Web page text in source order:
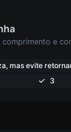
mas evite
3